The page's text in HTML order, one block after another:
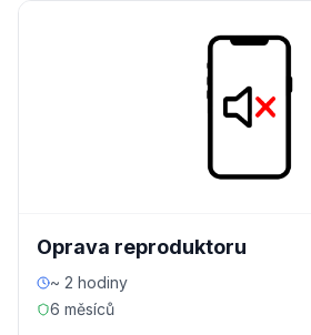
Oprava reproduktoru
~ 2 hodiny
6 měsíců